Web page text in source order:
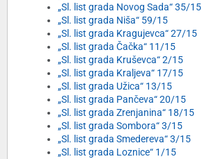
„Sl. list grada Novog Sada“ 35/15
„Sl. list grada Niša“ 59/15
„Sl. list grada Kragujevca“ 27/15
„Sl. list grada Čačka“ 11/15
„Sl. list grada Kruševca“ 2/15
„Sl. list grada Kraljeva“ 17/15
„Sl. list grada Užica“ 13/15
„Sl. list grada Pančeva“ 20/15
„Sl. list grada Zrenjanina“ 18/15
„Sl. list grada Sombora“ 3/15
„Sl. list grada Smedereva“ 3/15
„Sl. list grada Loznice“ 1/15